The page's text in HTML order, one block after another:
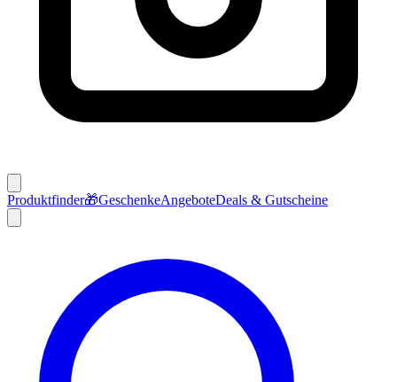
Produktfinder🎁GeschenkeAngeboteDeals & Gutscheine